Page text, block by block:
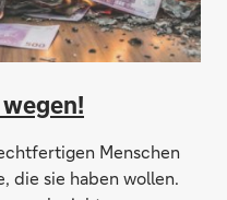
Menschen
die sie haben wollen.